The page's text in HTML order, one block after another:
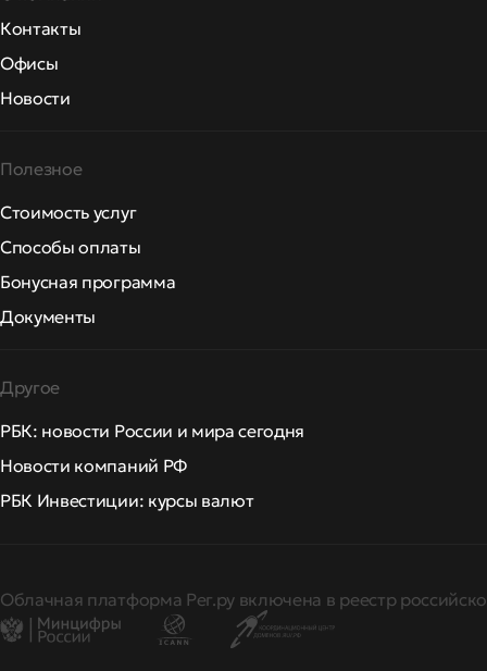
Контакты
Офисы
Новости
Полезное
Стоимость услуг
Способы оплаты
Бонусная программа
Документы
Другое
РБК: новости России и мира сегодня
Новости компаний РФ
РБК Инвестиции: курсы валют
Облачная платформа Рег.ру включена в реестр